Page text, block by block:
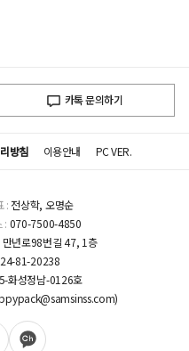
카톡 문의하기
방침 이용안내 PC VER.
: 전상학, 오명순
: 070-7500-4850
만년로98번길 47, 1층
81-20238
화성정남-0126호